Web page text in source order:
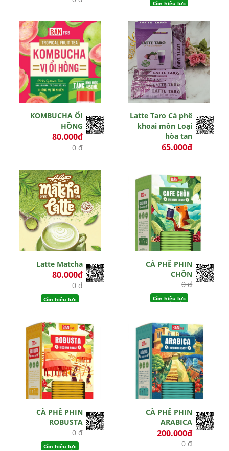
Còn hiệu lực
KOMBUCHA ỔI
HỒNG
80.000đ
0 đ
Latte Taro Cà phê
khoai môn Loại
hòa tan
65.000đ
Latte Matcha
80.000đ
0 đ
Còn hiệu lực
CÀ PHÊ PHIN
CHỒN
0 đ
Còn hiệu lực
CÀ PHÊ PHIN
ROBUSTA
0 đ
Còn hiệu lực
CÀ PHÊ PHIN
ARABICA
200.000đ
0 đ